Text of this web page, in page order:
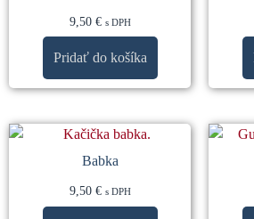
9,50 € s DPH
Pridať do košíka
Babka
9,50 € s DPH